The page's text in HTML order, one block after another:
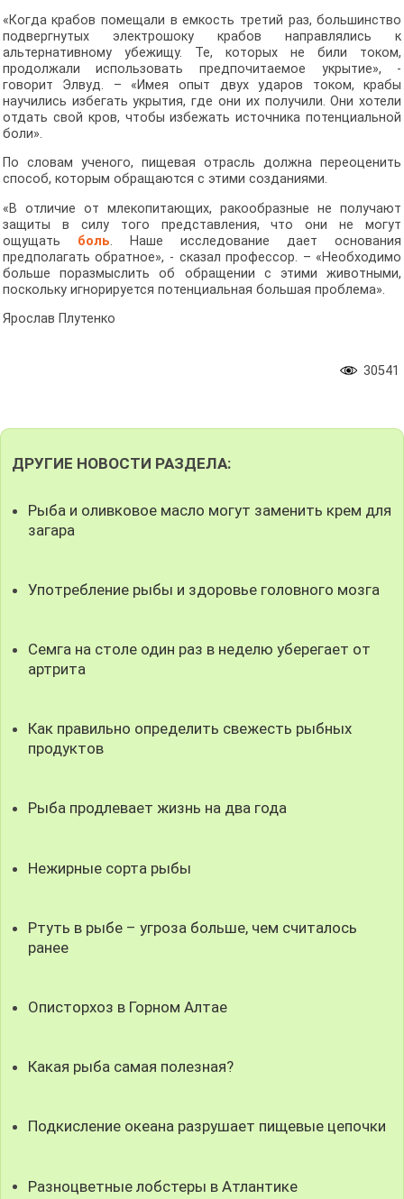
«Когда крабов помещали в емкость третий раз, большинство
подвергнутых электрошоку крабов направлялись к
альтернативному убежищу. Те, которых не били током,
продолжали использовать предпочитаемое укрытие», -
говорит Элвуд. – «Имея опыт двух ударов током, крабы
научились избегать укрытия, где они их получили. Они хотели
отдать свой кров, чтобы избежать источника потенциальной
боли».
По словам ученого, пищевая отрасль должна переоценить
способ, которым обращаются с этими созданиями.
«В отличие от млекопитающих, ракообразные не получают
защиты в силу того представления, что они не могут
ощущать боль. Наше исследование дает основания
предполагать обратное», - сказал профессор. – «Необходимо
больше поразмыслить об обращении с этими животными,
поскольку игнорируется потенциальная большая проблема».
Ярослав Плутенко
30541
ДРУГИЕ НОВОСТИ РАЗДЕЛА:
Рыба и оливковое масло могут заменить крем для
загара
Употребление рыбы и здоровье головного мозга
Семга на столе один раз в неделю уберегает от
артрита
Как правильно определить свежесть рыбных
продуктов
Рыба продлевает жизнь на два года
Нежирные сорта рыбы
Ртуть в рыбе – угроза больше, чем считалось
ранее
Описторхоз в Горном Алтае
Какая рыба самая полезная?
Подкисление океана разрушает пищевые цепочки
Разноцветные лобстеры в Атлантике